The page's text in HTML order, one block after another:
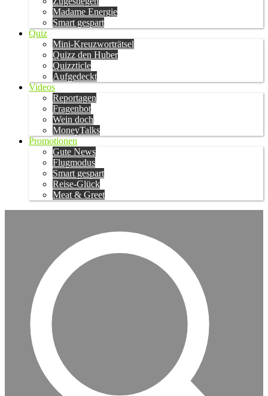
Madame Energie
Smart gespart
Quiz
Mini-Kreuzworträtsel
Quizz den Huber
Quizzticle
Aufgedeckt
Videos
Reportagen
Fragenbot
Wein doch
MoneyTalks
Promotionen
Gute News
Flugmodus
Smart gespart
Reise-Glück
Meat & Greet